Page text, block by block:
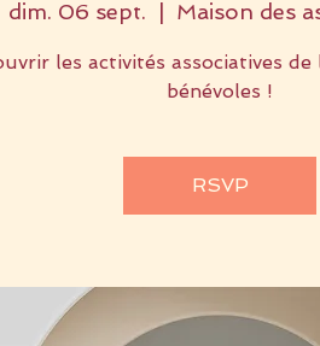
dim. 06 sept. Maison des
les activités associatives
bénévoles !
RSVP